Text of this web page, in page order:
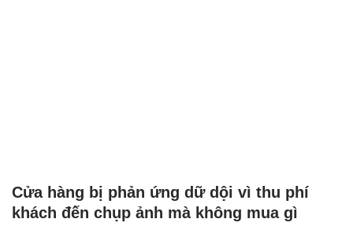
Cửa hàng bị phản ứng dữ dội vì thu phí
khách đến chụp ảnh mà không mua gì